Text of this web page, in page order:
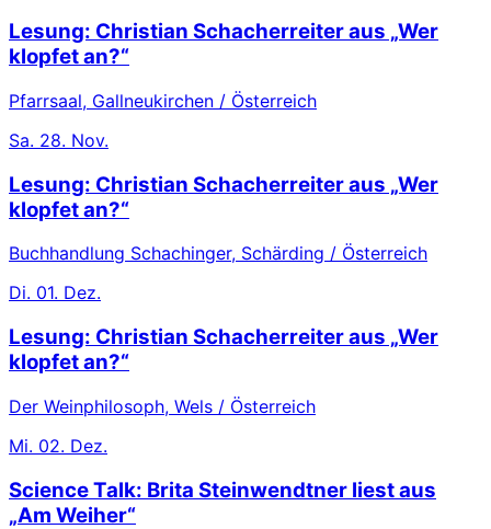
Lesung: Christian Schacherreiter aus „Wer
klopfet an?“
Pfarrsaal, Gallneukirchen / Österreich
Sa. 28. Nov.
Lesung: Christian Schacherreiter aus „Wer
klopfet an?“
Buchhandlung Schachinger, Schärding / Österreich
Di. 01. Dez.
Lesung: Christian Schacherreiter aus „Wer
klopfet an?“
Der Weinphilosoph, Wels / Österreich
Mi. 02. Dez.
Science Talk: Brita Steinwendtner liest aus
„Am Weiher“